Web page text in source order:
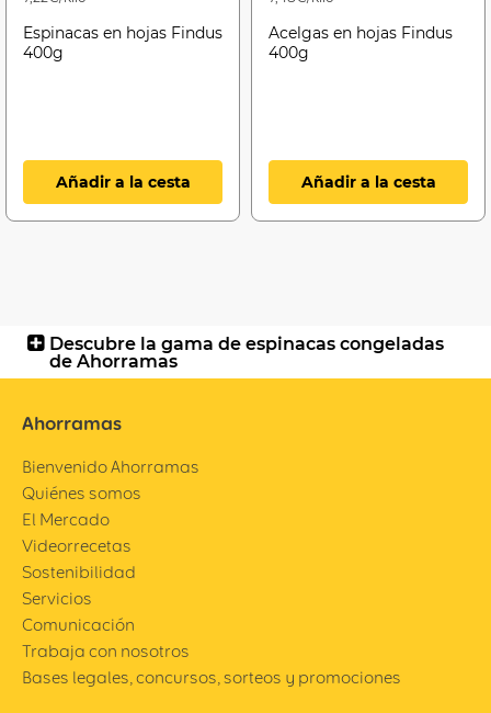
Espinacas en hojas Findus
400g
Añadir a la cesta
Acelgas en hojas Findus
400g
Añadir a la cesta
Descubre la gama de espinacas congeladas
de Ahorramas
Ahorramas
Bienvenido Ahorramas
Quiénes somos
El Mercado
Videorrecetas
Sostenibilidad
Servicios
Comunicación
Trabaja con nosotros
Bases legales, concursos, sorteos y promociones